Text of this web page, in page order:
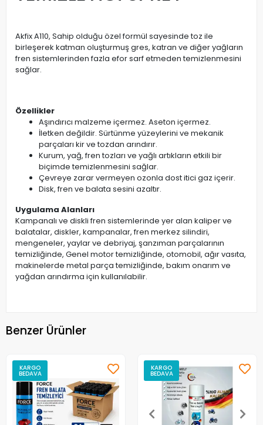
Akfix A110, Sahip olduğu özel formül sayesinde toz ile
birleşerek katman oluşturmuş gres, katran ve diğer yağların
fren sistemlerinden fazla efor sarf etmeden temizlenmesini
sağlar.
Özellikler
Aşındırıcı malzeme içermez. Aseton içermez.
İletken değildir. Sürtünme yüzeylerini ve mekanik
parçaları kir ve tozdan arındırır.
Kurum, yağ, fren tozları ve yağlı artıkların etkili bir
biçimde temizlenmesini sağlar.
Çevreye zarar vermeyen ozonla dost itici gaz içerir.
Disk, fren ve balata sesini azaltır.
Uygulama Alanları
Kampanalı ve diskli fren sistemlerinde yer alan kaliper ve
balatalar, diskler, kampanalar, fren merkez silindiri,
mengeneler, yaylar ve debriyaj, şanzıman parçalarının
temizliğinde, Genel motor temizliğinde, otomobil, ağır vasıta,
makinelerde metal parça temizliğinde, bakım onarım ve
yağdan arındırma için kullanılabilir.
Benzer Ürünler
KARGO
BEDAVA
KARGO
BEDAVA